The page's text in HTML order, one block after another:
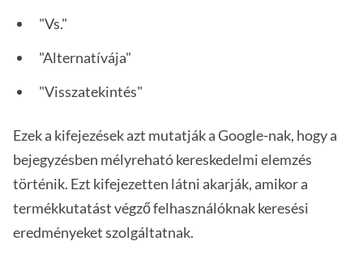
"Vs."
"Alternatívája"
"Visszatekintés"
Ezek a kifejezések azt mutatják a Google-nak, hogy a
bejegyzésben mélyreható kereskedelmi elemzés
történik. Ezt kifejezetten látni akarják, amikor a
termékkutatást végző felhasználóknak keresési
eredményeket szolgáltatnak.